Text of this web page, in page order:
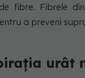
fibre. Fibrele
a preveni
urât